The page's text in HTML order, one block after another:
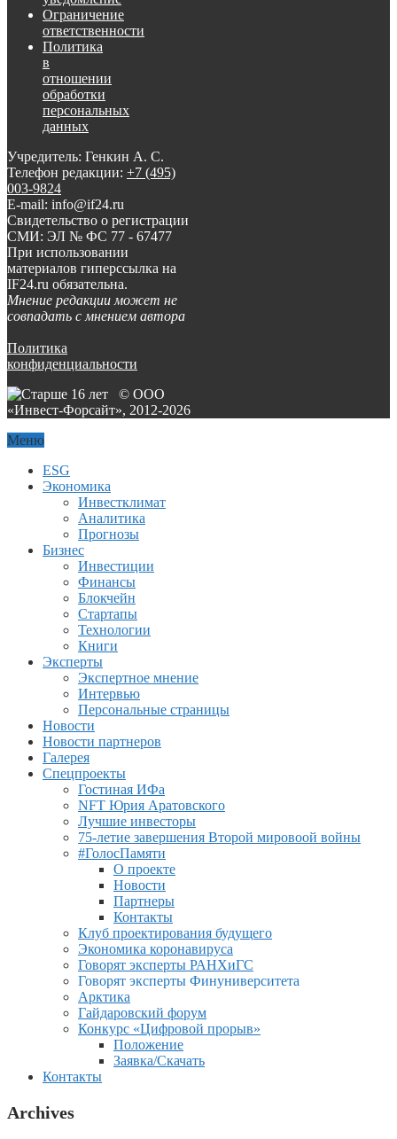
Ограничение
ответственности
Политика
в
отношении
обработки
персональных
данных
Учредитель: Генкин А. С.
Телефон редакции: +7 (495)
003-9824
E-mail: info@if24.ru
Свидетельство о регистрации
СМИ: ЭЛ № ФС 77 - 67477
При использовании
материалов гиперссылка на
IF24.ru обязательна.
Мнение редакции может не
совпадать с мнением автора
Политика
конфиденциальности
© ООО
«Инвест-Форсайт», 2012-2026
Меню
ESG
Экономика
Инвестклимат
Аналитика
Прогнозы
Бизнес
Инвестиции
Финансы
Блокчейн
Стартапы
Технологии
Книги
Эксперты
Экспертное мнение
Интервью
Персональные страницы
Новости
Новости партнеров
Галерея
Спецпроекты
Гостиная ИФа
NFT Юрия Аратовского
Лучшие инвесторы
75-летие завершения Второй мировоой войны
#ГолосПамяти
О проекте
Новости
Партнеры
Контакты
Клуб проектирования будущего
Экономика коронавируса
Говорят эксперты РАНХиГС
Говорят эксперты Финуниверситета
Арктика
Гайдаровский форум
Конкурс «Цифровой прорыв»
Положение
Заявка/Скачать
Контакты
Archives